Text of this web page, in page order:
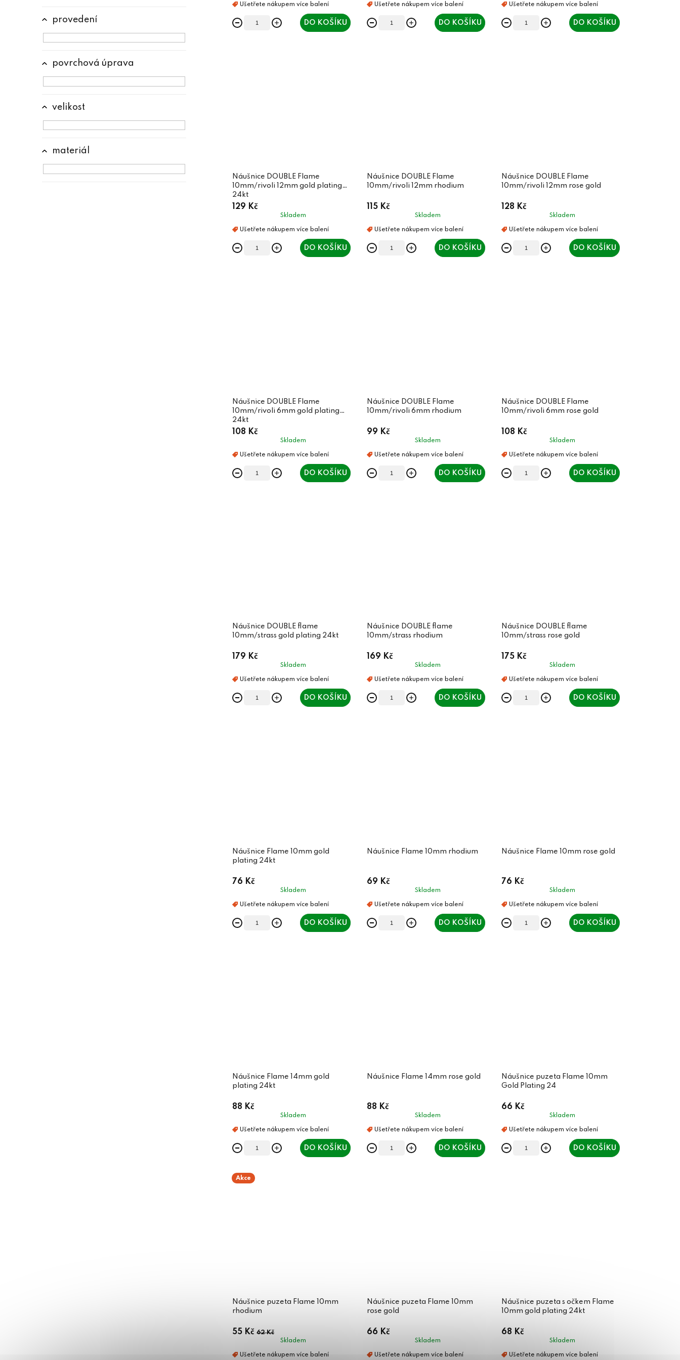
l
materiál
povrchová úprava
provedení
velikost
ů
ů
DO KOŠÍKU DO KOŠÍKU DO KOŠÍKU
Náušnice DOUBLE Flame
10mm/rivoli 12mm gold plating
24kt
129 Kč
Skladem
DO KOŠÍKU
Náušnice DOUBLE Flame
10mm/rivoli 12mm rhodium
115 Kč
Skladem
DO KOŠÍKU
Náušnice DOUBLE Flame
10mm/rivoli 12mm rose gold
128 Kč
Skladem
DO KOŠÍKU
Náušnice DOUBLE Flame
10mm/rivoli 6mm gold plating
24kt
108 Kč
Skladem
DO KOŠÍKU
Náušnice DOUBLE Flame
10mm/rivoli 6mm rhodium
99 Kč
Skladem
DO KOŠÍKU
Náušnice DOUBLE Flame
10mm/rivoli 6mm rose gold
108 Kč
Skladem
DO KOŠÍKU
Náušnice DOUBLE flame
10mm/strass gold plating 24kt
179 Kč
Skladem
DO KOŠÍKU
Náušnice DOUBLE flame
10mm/strass rhodium
169 Kč
Skladem
DO KOŠÍKU
Náušnice DOUBLE flame
10mm/strass rose gold
175 Kč
Skladem
DO KOŠÍKU
Náušnice Flame 10mm gold
plating 24kt
76 Kč
Skladem
DO KOŠÍKU
Náušnice Flame 10mm rhodium
69 Kč
Skladem
DO KOŠÍKU
Náušnice Flame 10mm rose gold
76 Kč
Skladem
DO KOŠÍKU
Náušnice Flame 14mm gold
plating 24kt
88 Kč
Skladem
DO KOŠÍKU
Náušnice Flame 14mm rose gold
88 Kč
Skladem
DO KOŠÍKU
Náušnice puzeta Flame 10mm
Gold Plating 24
66 Kč
Skladem
DO KOŠÍKU
Akce
Náušnice puzeta Flame 10mm
rhodium
55 Kč 62 Kč
Skladem
Náušnice puzeta Flame 10mm
rose gold
66 Kč
Skladem
Náušnice puzeta s očkem Flame
10mm gold plating 24kt
68 Kč
Skladem